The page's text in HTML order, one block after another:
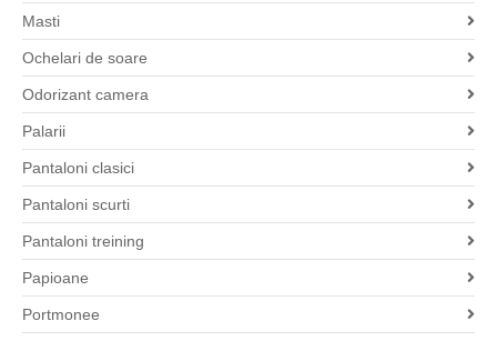
Masti
Ochelari de soare
Odorizant camera
Palarii
Pantaloni clasici
Pantaloni scurti
Pantaloni treining
Papioane
Portmonee